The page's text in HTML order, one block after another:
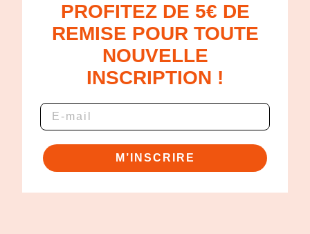
PROFITEZ DE 5€ DE
REMISE POUR TOUTE
NOUVELLE
INSCRIPTION !
M’INSCRIRE